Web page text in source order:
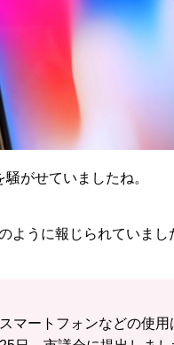
がせていましたね。
ように報じられていまし
マートフォンなどの使用